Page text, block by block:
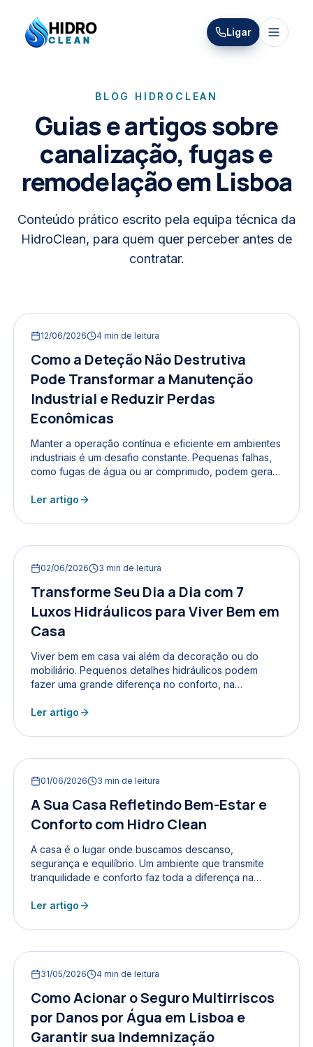
HIDRO
CLEAN
HidroClean Canalizações
Ligar
BLOG HIDROCLEAN
Guias e artigos sobre
canalização, fugas e
remodelação em Lisboa
Conteúdo prático escrito pela equipa técnica da
HidroClean, para quem quer perceber antes de
contratar.
12/06/2026 4 min de leitura
Como a Deteção Não Destrutiva
Pode Transformar a Manutenção
Industrial e Reduzir Perdas
Econômicas
Manter a operação contínua e eficiente em ambientes
industriais é um desafio constante. Pequenas falhas,
como fugas de água ou ar comprimido, podem gerar
reparação, mas principalmente pelas interrupções na
solução eficaz para identificar problemas antes que
ambientes industriais Em fábricas e instalações...
Ler artigo
02/06/2026 3 min de leitura
Transforme Seu Dia a Dia com 7
Luxos Hidráulicos para Viver Bem em
Casa
Viver bem em casa vai além da decoração ou do
mobiliário. Pequenos detalhes hidráulicos podem
fazer uma grande diferença no conforto, na
em soluções hidráulicas inteligentes e de qualidade
estar e funcionalidade. Descubra sete luxos
com Tecnologia de Economia de Água A água é um
Ler artigo
01/06/2026 3 min de leitura
A Sua Casa Refletindo Bem-Estar e
Conforto com Hidro Clean
A casa é o lugar onde buscamos descanso,
segurança e equilíbrio. Um ambiente que transmite
tranquilidade e conforto faz toda a diferença na
necessidade e oferece soluções que transformam
sem expor problemas como manchas, tubos
pode ser alcançado com a ajuda da Hidro Clean,
Ler artigo
31/05/2026 4 min de leitura
Como Acionar o Seguro Multirriscos
por Danos por Água em Lisboa e
Garantir sua Indemnização